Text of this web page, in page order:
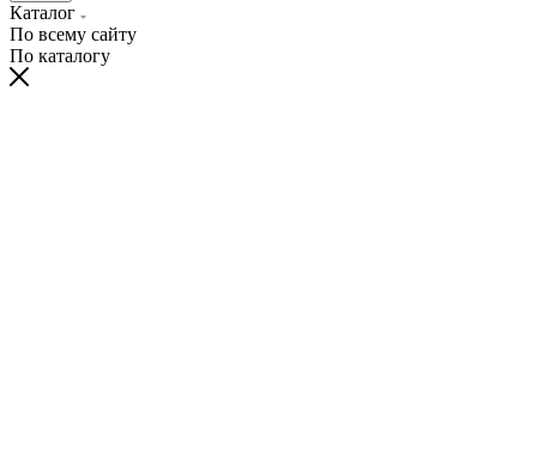
Каталог
По всему сайту
По каталогу